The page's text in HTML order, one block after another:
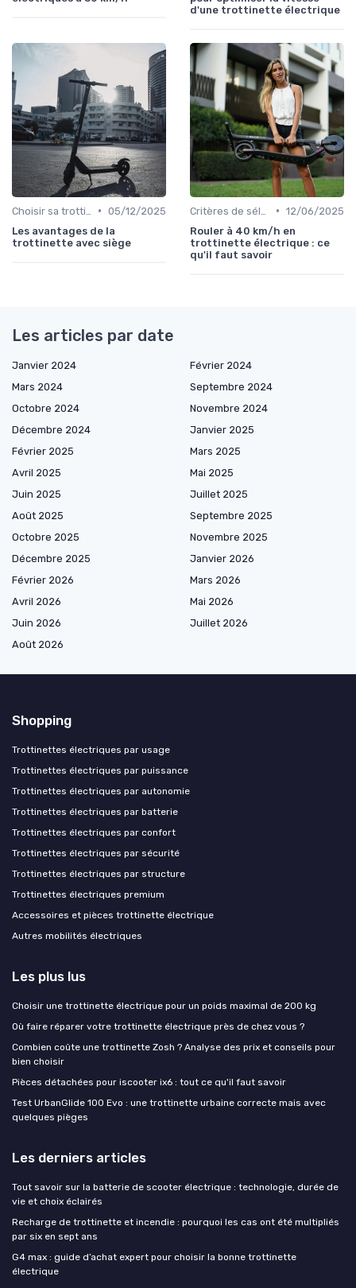
d'une trottinette électrique
• 05/12/2025
Les avantages de la
trottinette avec siège
• 12/06/2025
Rouler à 40 km/h en
trottinette électrique : ce
qu'il faut savoir
Les articles par date
Janvier 2024
Février 2024
Mars 2024
Septembre 2024
Octobre 2024
Novembre 2024
Décembre 2024
Janvier 2025
Février 2025
Mars 2025
Avril 2025
Mai 2025
Juin 2025
Juillet 2025
Août 2025
Septembre 2025
Octobre 2025
Novembre 2025
Décembre 2025
Janvier 2026
Février 2026
Mars 2026
Avril 2026
Mai 2026
Juin 2026
Juillet 2026
Août 2026
Shopping
Trottinettes électriques par usage
Trottinettes électriques par puissance
Trottinettes électriques par autonomie
Trottinettes électriques par batterie
Trottinettes électriques par confort
Trottinettes électriques par sécurité
Trottinettes électriques par structure
Trottinettes électriques premium
Accessoires et pièces trottinette électrique
Autres mobilités électriques
Les plus lus
Choisir une trottinette électrique pour un poids maximal de 200 kg
Où faire réparer votre trottinette électrique près de chez vous ?
Combien coûte une trottinette Zosh ? Analyse des prix et conseils pour
bien choisir
Pièces détachées pour iscooter ix6 : tout ce qu'il faut savoir
Test UrbanGlide 100 Evo : une trottinette urbaine correcte mais avec
quelques pièges
Les derniers articles
Tout savoir sur la batterie de scooter électrique : technologie, durée de
vie et choix éclairés
Recharge de trottinette et incendie : pourquoi les cas ont été multipliés
par six en sept ans
G4 max : guide d’achat expert pour choisir la bonne trottinette
électrique